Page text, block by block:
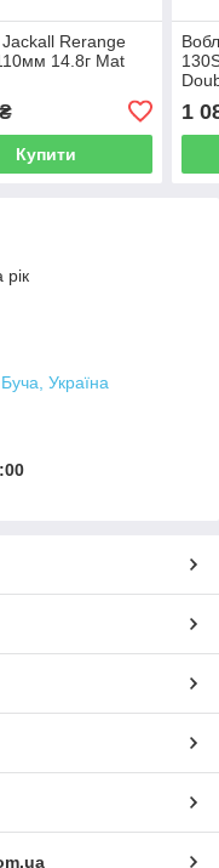
Rerange
14.8г Mat
Купити
1
рік
Україна